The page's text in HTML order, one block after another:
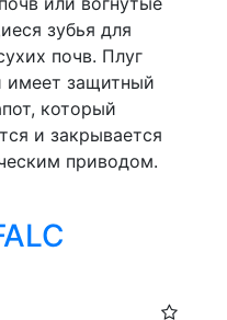
зубья для
почв. Плуг
имеет защитный
который
и закрывается
приводом.